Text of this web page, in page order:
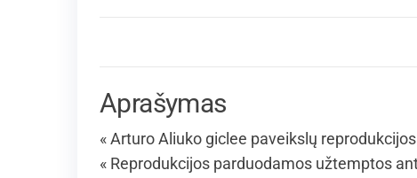
Aprašymas
« Arturo Aliuko giclee paveikslų
« Reprodukcijos parduodamos užtemptos